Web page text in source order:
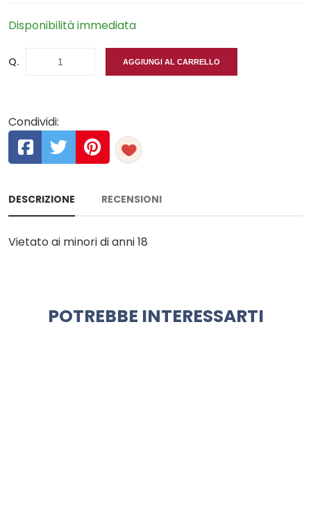
Disponibilità immediata
Q. AGGIUNGI AL CARRELLO
Condividi:
DESCRIZIONE RECENSIONI
Vietato ai minori di anni 18
POTREBBE INTERESSARTI